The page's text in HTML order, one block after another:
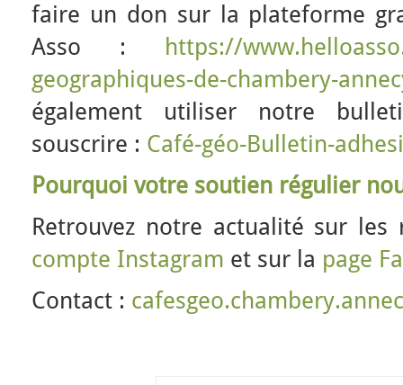
faire un don sur la plateforme
Asso :
https://
geographiques-de-chambery-
également utiliser notre
souscrire : Café-géo-Bulletin-
Pourquoi votre soutien régulier
Retrouvez notre actualité sur les
compte Instagram et sur la page
Contact :